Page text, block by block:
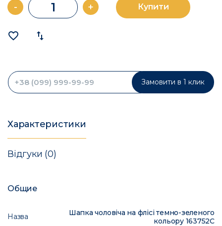
- + Купити
favorite_border import_export
Замовити в 1 клик
Характеристики
Відгуки (0)
Общие
Назва
Шапка чоловіча на флісі темно-зеленого
кольору 163752C